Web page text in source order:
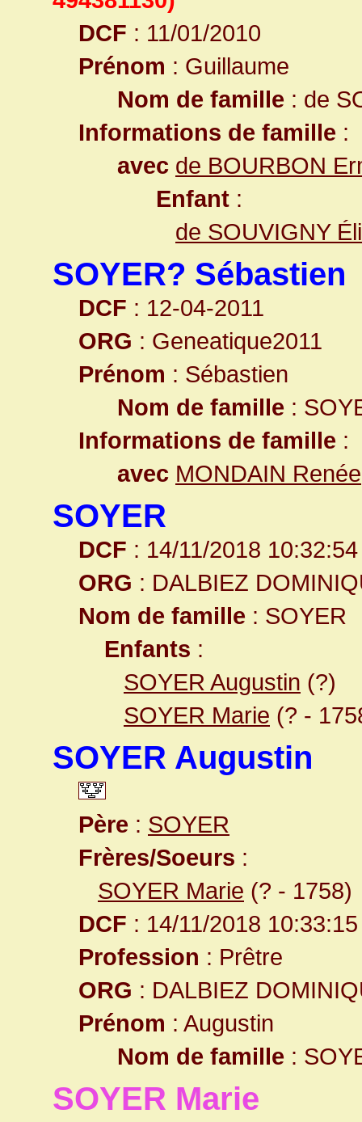
DCF : 11/01/2010
Prénom : Guillaume
Nom de famille : de
Informations de famille :
avec de BOURBON
Enfant :
de SOUVIGNY
SOYER? Sébastien
DCF : 12-04-2011
ORG : Geneatique2011
Prénom : Sébastien
Nom de famille :
Informations de famille :
avec MONDAIN Renée
SOYER
DCF : 14/11/2018 10:32:54
ORG : DALBIEZ
Nom de famille : SOYER
Enfants :
SOYER Augustin (?)
SOYER Marie (? -
SOYER Augustin
Père : SOYER
Frères/Soeurs :
SOYER Marie (? - 1758)
DCF : 14/11/2018 10:33:15
Profession : Prêtre
ORG : DALBIEZ
Prénom : Augustin
Nom de famille :
SOYER Marie